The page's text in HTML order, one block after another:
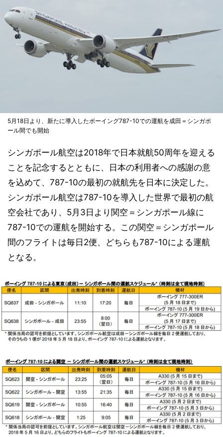
5月18日より、新たに導入したボーイング787-10での運航を成田＝シンガポ
ール間でも開始
シンガポール航空は2018年で日本就航50周年を迎える
ことを記念するとともに、日本の利用者への感謝の意
を込めて、787-10の最初の就航先を日本に決定した。
シンガポール航空は787-10を導入した世界で最初の航
空会社であり、5月3日より関空＝シンガポール線に
787-10での運航を開始する。この関空＝シンガポール
間のフライトは毎日2便、どちらも787-10による運航
となる。